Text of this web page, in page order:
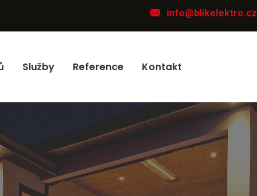
info@blikelektro.cz
Služby Reference Kontakt